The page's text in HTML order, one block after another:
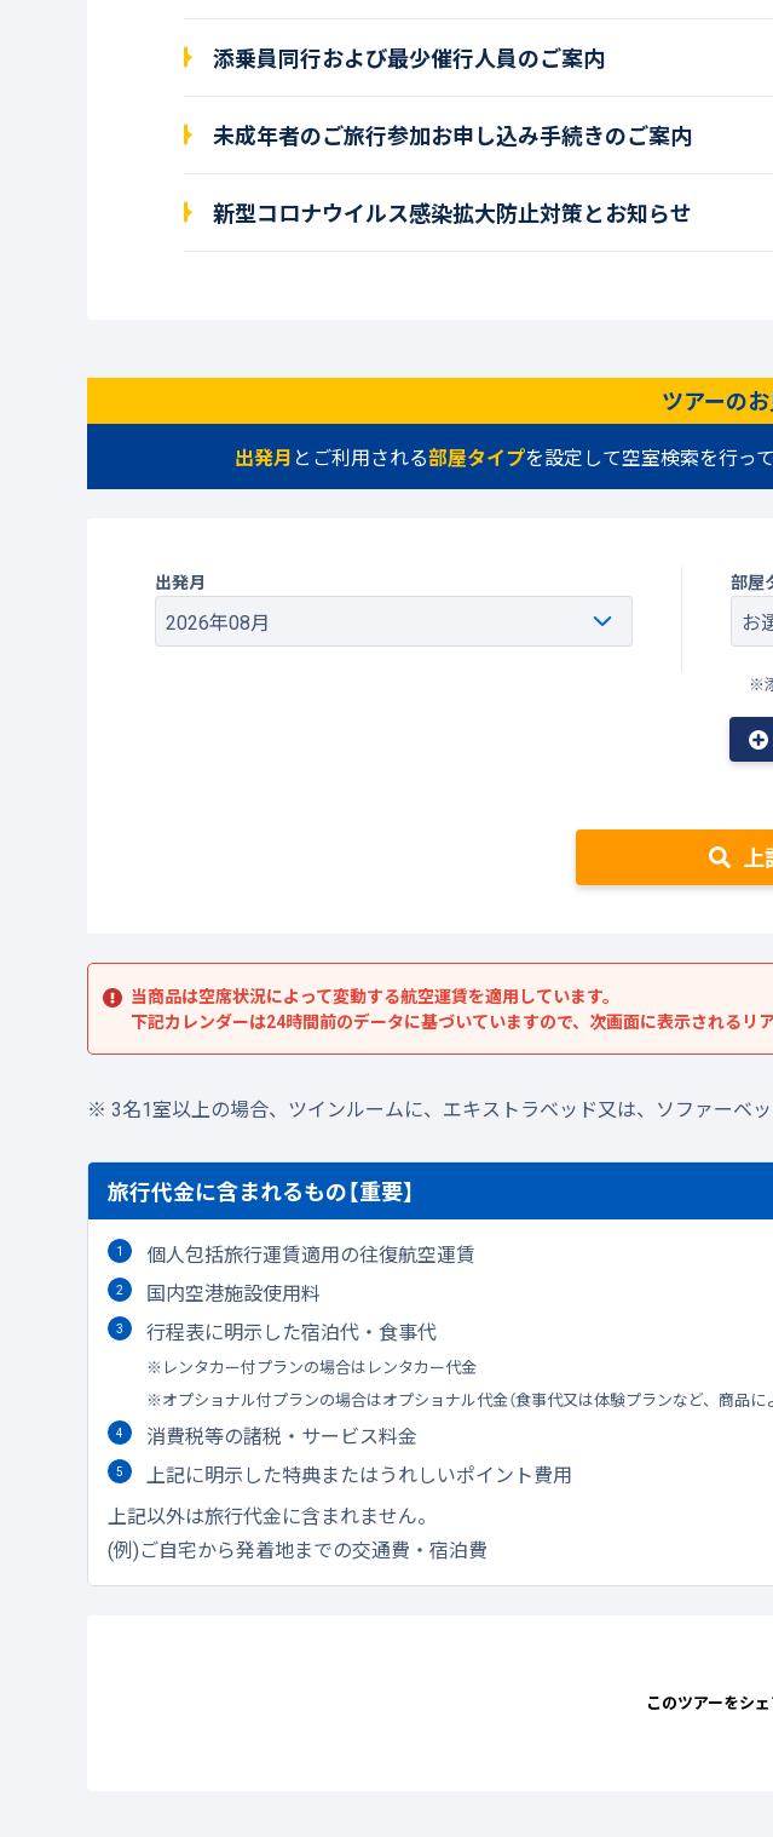
添乗員同行および最少催行人員のご案内
未成年者のご旅行参加お申し込み手続きのご案内
新型コロナウイルス感染拡大防止対策とお知らせ
ツアーの
出発月 とご利用される部屋タイプを設定して空室検索を行っ
出発月 部屋
※
上
当商品は空席状況によって変動する航空運賃を適用しています。
下記カレンダーは24時間前のデータに基づいていますので、次画面に表示されるリ
3名1室以上の場合、ツインルームに、エキストラベッド又は、ソファーベ
旅行代金に含まれるもの【重要】
個人包括旅行運賃適用の往復航空運賃
国内空港施設使用料
行程表に明示した宿泊代・食事代
レンタカー付プランの場合はレンタカー代金
オプショナル付プランの場合はオプショナル代金（食事代又は体験プランなど、商品に
消費税等の諸税・サービス料金
上記に明示した特典またはうれしいポイント費用
上記以外は旅行代金に含まれません。
(例)ご自宅から発着地までの交通費・宿泊費
このツアーをシ